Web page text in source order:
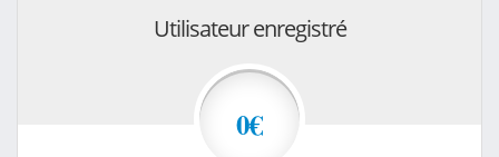
Utilisateur enregistré
0€